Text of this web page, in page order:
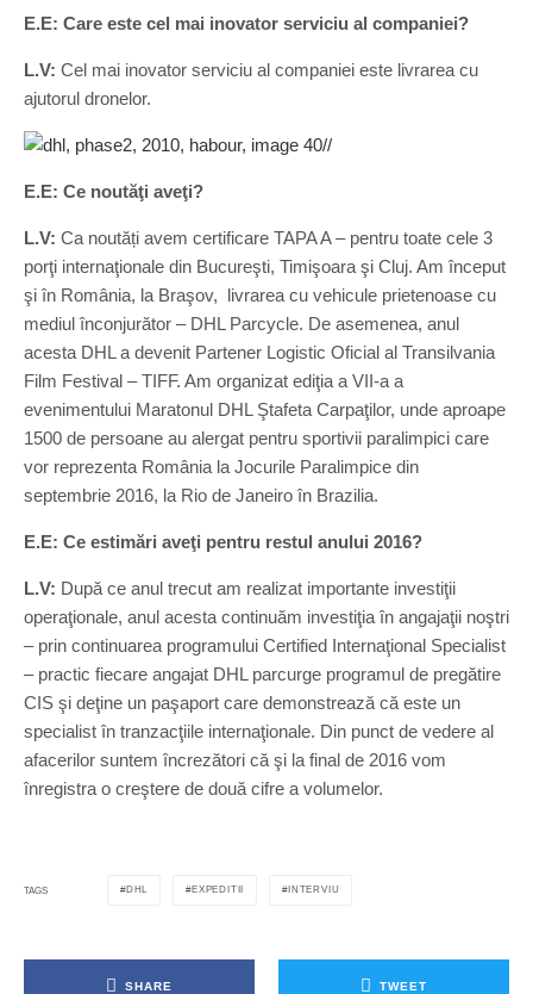
E.E: Care este cel mai inovator serviciu al companiei?
L.V: Cel mai inovator serviciu al companiei este livrarea cu
ajutorul dronelor.
E.E: Ce noutăţi aveţi?
L.V: Ca noutăți avem certificare TAPA A – pentru toate cele 3
porţi internaţionale din Bucureşti, Timişoara şi Cluj. Am început
şi în România, la Braşov, livrarea cu vehicule prietenoase cu
mediul înconjurător – DHL Parcycle. De asemenea, anul
acesta DHL a devenit Partener Logistic Oficial al Transilvania
Film Festival – TIFF. Am organizat ediţia a VII-a a
evenimentului Maratonul DHL Ştafeta Carpaţilor, unde aproape
1500 de persoane au alergat pentru sportivii paralimpici care
vor reprezenta România la Jocurile Paralimpice din
septembrie 2016, la Rio de Janeiro în Brazilia.
E.E: Ce estimări aveţi pentru restul anului 2016?
L.V: După ce anul trecut am realizat importante investiţii
operaţionale, anul acesta continuăm investiţia în angajaţii noştri
– prin continuarea programului Certified Internaţional Specialist
– practic fiecare angajat DHL parcurge programul de pregătire
CIS şi deţine un paşaport care demonstrează că este un
specialist în tranzacţiile internaţionale. Din punct de vedere al
afacerilor suntem încrezători că şi la final de 2016 vom
înregistra o creştere de două cifre a volumelor.
TAGS DHL EXPEDITII INTERVIU
SHARE TWEET